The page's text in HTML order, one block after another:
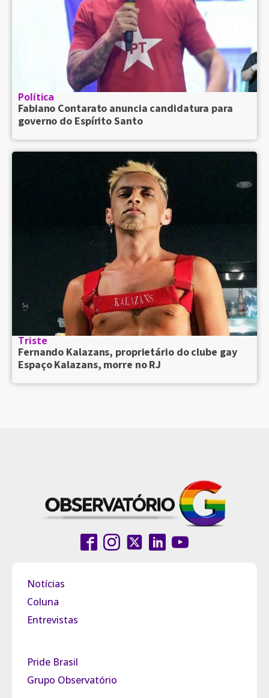
Política
Fabiano Contarato anuncia candidatura para
governo do Espírito Santo
Triste
Fernando Kalazans, proprietário do clube gay
Espaço Kalazans, morre no RJ
Notícias
Coluna
Entrevistas
Pride Brasil
Grupo Observatório